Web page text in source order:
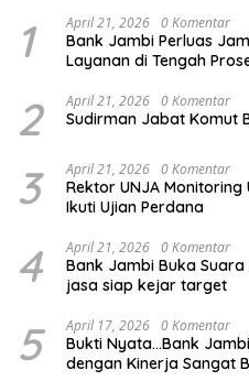
1 April 21, 2026 0 Komentar
Bank Jambi Perluas
Layanan di Tengah
2 April 21, 2026 0 Komentar
Sudirman Jabat Komut
3 April 21, 2026 0 Komentar
Rektor UNJA Monitoring
Ikuti Ujian Perdana
4 April 21, 2026 0 Komentar
Bank Jambi Buka Suara
jasa siap kejar target
5 April 17, 2026 0 Komentar
Bukti Nyata…Bank
dengan Kinerja Sangat